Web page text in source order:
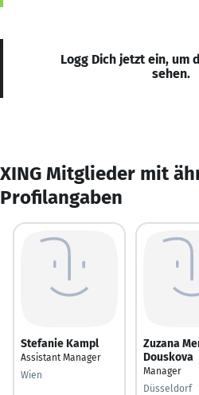
Logg Dich jetzt ein, um
sehen.
XING Mitglieder mit
Profilangaben
Stefanie Kampl
Assistant Manager
Wien
Zuzana
Douskova
Manager
Düsseldorf